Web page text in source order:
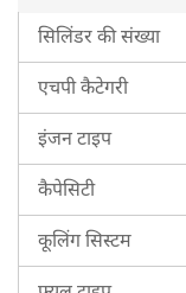
आयशर 330 में 3-
HP की पॉवर देता है।
की सुविधा है।
आयशर 330 का
यह ट्रैक्टर सिंगल क्लच
आता है। ट्रैक्टर में 8
लीवर सेंटर शिफ्ट
29.83 किमी/घंटा है।
सिलिंडर की संख्या
एचपी कैटेगरी
इंजन टाइप
कैपेसिटी
कूलिंग सिस्टम